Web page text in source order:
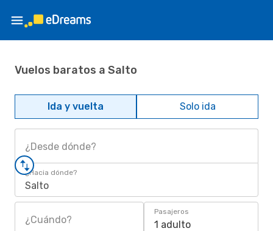
Vuelos baratos a Salto
Ida y vuelta Solo ida
¿Desde dónde?
¿Hacia dónde?
Salto
¿Cuándo?
Pasajeros
1 adulto